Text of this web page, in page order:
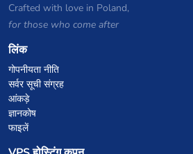
Crafted with love in Poland,
for those who come after
लिंक
गोपनीयता नीति
सर्वर सूची संग्रह
आंकड़े
ज्ञानकोष
फाइलें